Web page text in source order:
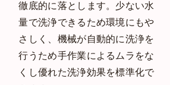
徹底的に落とします。少ない水
量で洗浄できるため環境にもや
さしく、機械が自動的に洗浄を
行うため手作業によるムラをな
くし優れた洗浄効果を標準化で